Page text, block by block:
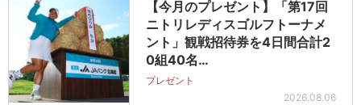
【今月のプレゼント】「第17回
ニトリレディスゴルフトーナメ
ント」観戦招待券を4日間合計2
0組40名…
プレゼント
2026.08.06